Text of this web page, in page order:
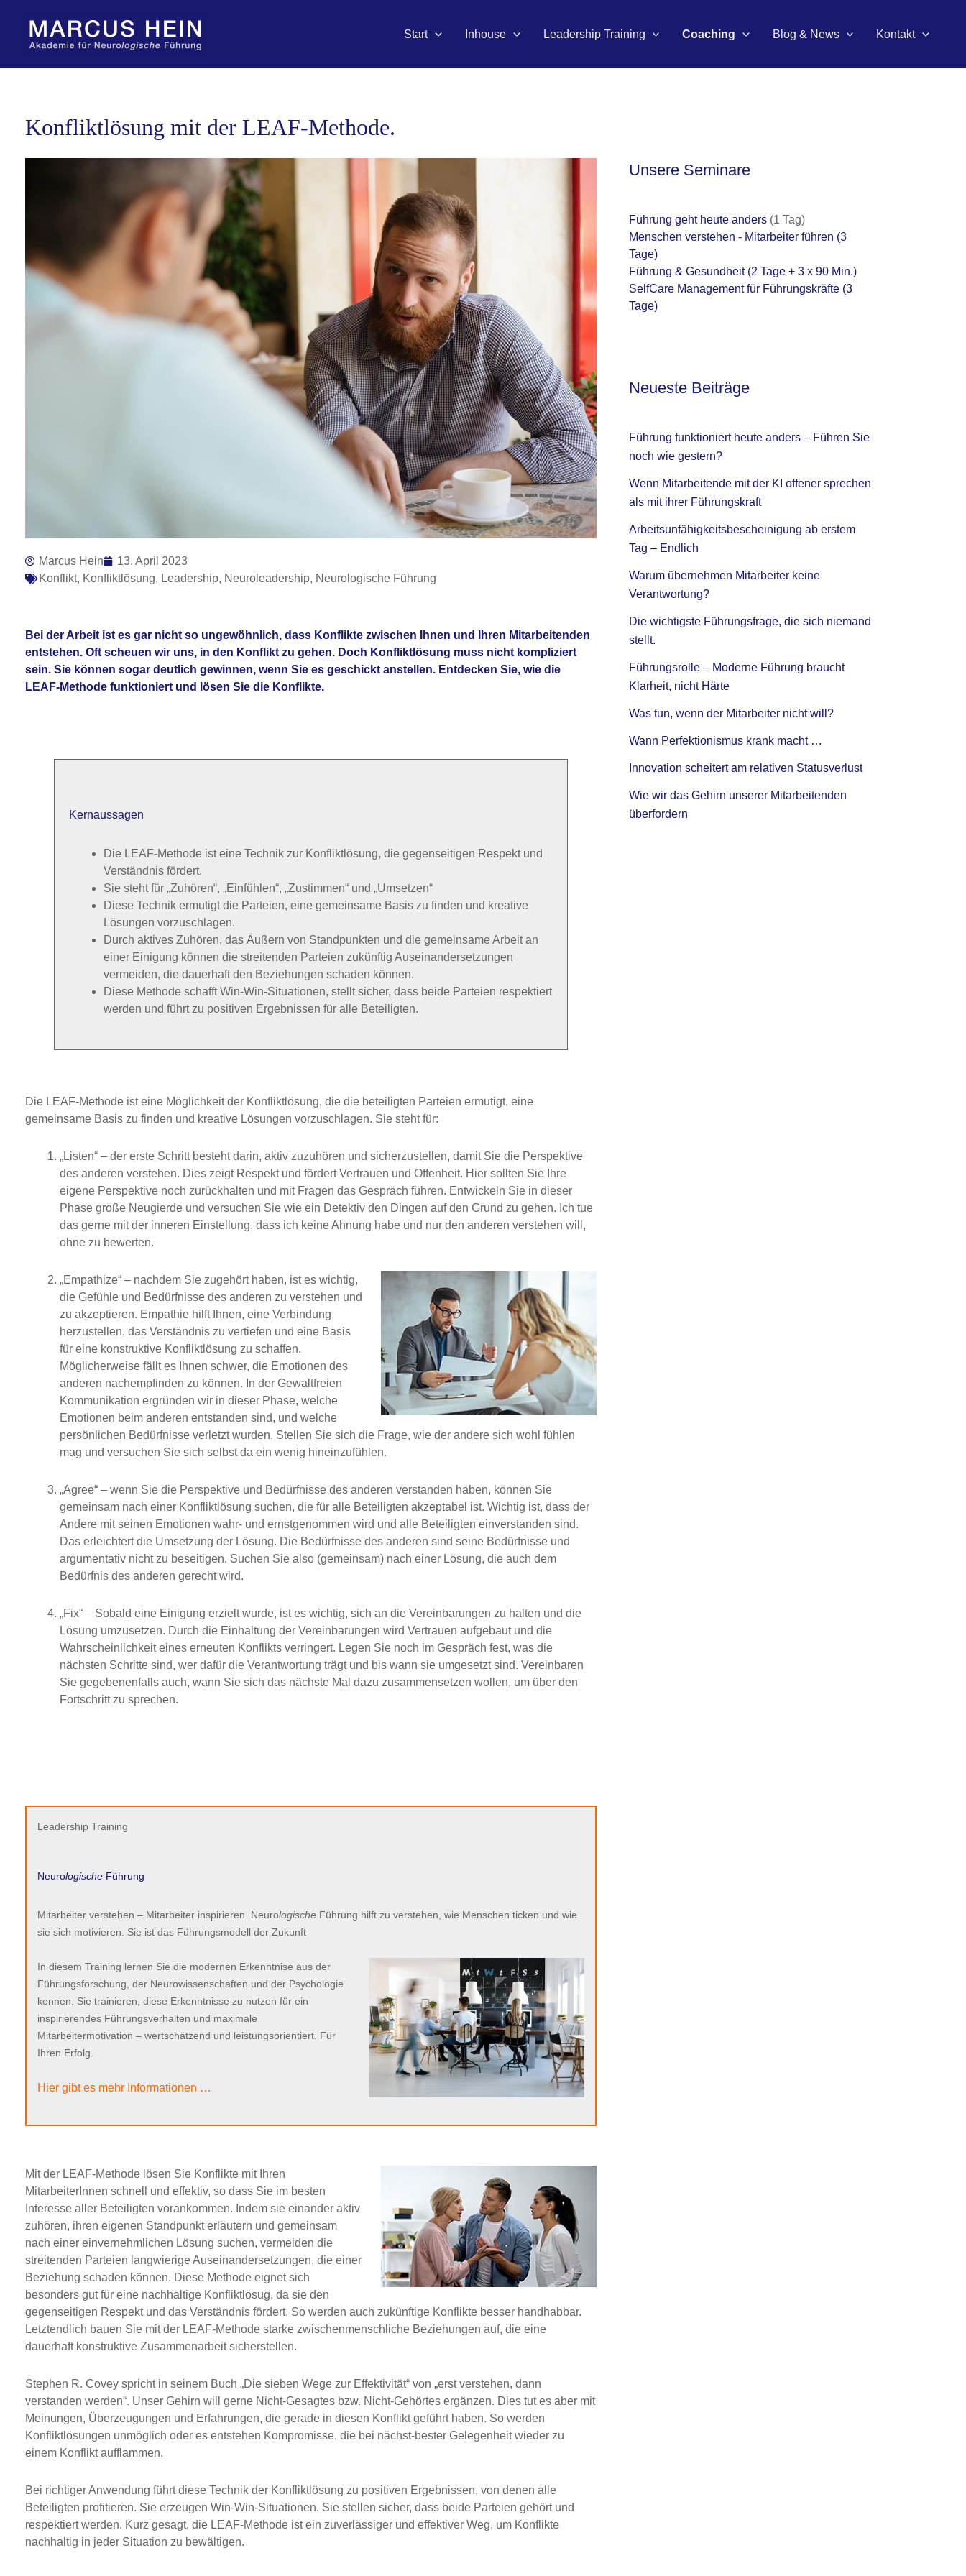
springen
Start Inhouse Leadership Training Coaching Blog & News Kontakt
Konfliktlösung mit der LEAF-Methode.
Marcus Hein
13. April 2023
Konflikt, Konfliktlösung, Leadership, Neuroleadership, Neurologische Führung
Bei der Arbeit ist es gar nicht so ungewöhnlich, dass Konflikte zwischen Ihnen und Ihren Mitarbeitenden
entstehen. Oft scheuen wir uns, in den Konflikt zu gehen. Doch Konfliktlösung muss nicht kompliziert
sein. Sie können sogar deutlich gewinnen, wenn Sie es geschickt anstellen. Entdecken Sie, wie die
LEAF-Methode funktioniert und lösen Sie die Konflikte.
Kernaussagen
Die LEAF-Methode ist eine Technik zur Konfliktlösung, die gegenseitigen Respekt und
Verständnis fördert.
Sie steht für „Zuhören“, „Einfühlen“, „Zustimmen“ und „Umsetzen“
Diese Technik ermutigt die Parteien, eine gemeinsame Basis zu finden und kreative
Lösungen vorzuschlagen.
Durch aktives Zuhören, das Äußern von Standpunkten und die gemeinsame Arbeit an
einer Einigung können die streitenden Parteien zukünftig Auseinandersetzungen
vermeiden, die dauerhaft den Beziehungen schaden können.
Diese Methode schafft Win-Win-Situationen, stellt sicher, dass beide Parteien respektiert
werden und führt zu positiven Ergebnissen für alle Beteiligten.
Die LEAF-Methode ist eine Möglichkeit der Konfliktlösung, die die beteiligten Parteien ermutigt, eine
gemeinsame Basis zu finden und kreative Lösungen vorzuschlagen. Sie steht für:
„Listen“ – der erste Schritt besteht darin, aktiv zuzuhören und sicherzustellen, damit Sie die Perspektive
des anderen verstehen. Dies zeigt Respekt und fördert Vertrauen und Offenheit. Hier sollten Sie Ihre
eigene Perspektive noch zurückhalten und mit Fragen das Gespräch führen. Entwickeln Sie in dieser
Phase große Neugierde und versuchen Sie wie ein Detektiv den Dingen auf den Grund zu gehen. Ich tue
das gerne mit der inneren Einstellung, dass ich keine Ahnung habe und nur den anderen verstehen will,
ohne zu bewerten.
„Empathize“ – nachdem Sie zugehört haben, ist es wichtig,
die Gefühle und Bedürfnisse des anderen zu verstehen und
zu akzeptieren. Empathie hilft Ihnen, eine Verbindung
herzustellen, das Verständnis zu vertiefen und eine Basis
für eine konstruktive Konfliktlösung zu schaffen.
Möglicherweise fällt es Ihnen schwer, die Emotionen des
anderen nachempfinden zu können. In der Gewaltfreien
Kommunikation ergründen wir in dieser Phase, welche
Emotionen beim anderen entstanden sind, und welche
persönlichen Bedürfnisse verletzt wurden. Stellen Sie sich die Frage, wie der andere sich wohl fühlen
mag und versuchen Sie sich selbst da ein wenig hineinzufühlen.
„Agree“ – wenn Sie die Perspektive und Bedürfnisse des anderen verstanden haben, können Sie
gemeinsam nach einer Konfliktlösung suchen, die für alle Beteiligten akzeptabel ist. Wichtig ist, dass der
Andere mit seinen Emotionen wahr- und ernstgenommen wird und alle Beteiligten einverstanden sind.
Das erleichtert die Umsetzung der Lösung. Die Bedürfnisse des anderen sind seine Bedürfnisse und
argumentativ nicht zu beseitigen. Suchen Sie also (gemeinsam) nach einer Lösung, die auch dem
Bedürfnis des anderen gerecht wird.
„Fix“ – Sobald eine Einigung erzielt wurde, ist es wichtig, sich an die Vereinbarungen zu halten und die
Lösung umzusetzen. Durch die Einhaltung der Vereinbarungen wird Vertrauen aufgebaut und die
Wahrscheinlichkeit eines erneuten Konflikts verringert. Legen Sie noch im Gespräch fest, was die
nächsten Schritte sind, wer dafür die Verantwortung trägt und bis wann sie umgesetzt sind. Vereinbaren
Sie gegebenenfalls auch, wann Sie sich das nächste Mal dazu zusammensetzen wollen, um über den
Fortschritt zu sprechen.
Leadership Training
Neurologische Führung
Mitarbeiter verstehen – Mitarbeiter inspirieren. Neurologische Führung hilft zu verstehen, wie Menschen ticken und wie
sie sich motivieren. Sie ist das Führungsmodell der Zukunft
In diesem Training lernen Sie die modernen Erkenntnise aus der
Führungsforschung, der Neurowissenschaften und der Psychologie
kennen. Sie trainieren, diese Erkenntnisse zu nutzen für ein
inspirierendes Führungsverhalten und maximale
Mitarbeitermotivation – wertschätzend und leistungsorientiert. Für
Ihren Erfolg.
Hier gibt es mehr Informationen …
Mit der LEAF-Methode lösen Sie Konflikte mit Ihren
MitarbeiterInnen schnell und effektiv, so dass Sie im besten
Interesse aller Beteiligten vorankommen. Indem sie einander aktiv
zuhören, ihren eigenen Standpunkt erläutern und gemeinsam
nach einer einvernehmlichen Lösung suchen, vermeiden die
streitenden Parteien langwierige Auseinandersetzungen, die einer
Beziehung schaden können. Diese Methode eignet sich
besonders gut für eine nachhaltige Konfliktlösug, da sie den
gegenseitigen Respekt und das Verständnis fördert. So werden auch zukünftige Konflikte besser handhabbar.
Letztendlich bauen Sie mit der LEAF-Methode starke zwischenmenschliche Beziehungen auf, die eine
dauerhaft konstruktive Zusammenarbeit sicherstellen.
Stephen R. Covey spricht in seinem Buch „Die sieben Wege zur Effektivität“ von „erst verstehen, dann
verstanden werden“. Unser Gehirn will gerne Nicht-Gesagtes bzw. Nicht-Gehörtes ergänzen. Dies tut es aber mit
Meinungen, Überzeugungen und Erfahrungen, die gerade in diesen Konflikt geführt haben. So werden
Konfliktlösungen unmöglich oder es entstehen Kompromisse, die bei nächst-bester Gelegenheit wieder zu
einem Konflikt aufflammen.
Bei richtiger Anwendung führt diese Technik der Konfliktlösung zu positiven Ergebnissen, von denen alle
Beteiligten profitieren. Sie erzeugen Win-Win-Situationen. Sie stellen sicher, dass beide Parteien gehört und
respektiert werden. Kurz gesagt, die LEAF-Methode ist ein zuverlässiger und effektiver Weg, um Konflikte
nachhaltig in jeder Situation zu bewältigen.
Unsere Seminare
Führung geht heute anders (1 Tag)
Menschen verstehen - Mitarbeiter führen (3
Tage)
Führung & Gesundheit(2 Tage + 3 x 90 Min.)
SelfCare Management für Führungskräfte (3
Tage)
Neueste Beiträge
Führung funktioniert heute anders – Führen Sie
noch wie gestern?
Wenn Mitarbeitende mit der KI offener sprechen
als mit ihrer Führungskraft
Arbeitsunfähigkeitsbescheinigung ab erstem
Tag – Endlich
Warum übernehmen Mitarbeiter keine
Verantwortung?
Die wichtigste Führungsfrage, die sich niemand
stellt.
Führungsrolle – Moderne Führung braucht
Klarheit, nicht Härte
Was tun, wenn der Mitarbeiter nicht will?
Wann Perfektionismus krank macht …
Innovation scheitert am relativen Statusverlust
Wie wir das Gehirn unserer Mitarbeitenden
überfordern